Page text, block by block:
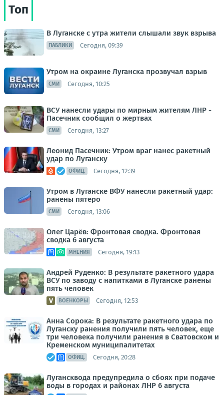
Топ
В Луганске с утра жители слышали звук взрыва
ПАБЛИКИ Сегодня, 09:39
Утром на окраине Луганска прозвучал взрыв
СМИ Сегодня, 10:25
ВСУ нанесли удары по мирным жителям ЛНР -
Пасечник сообщил о жертвах
СМИ Сегодня, 13:27
Леонид Пасечник: Утром враг нанес ракетный
удар по Луганску
ОФИЦ. Сегодня, 12:39
Утром в Луганске ВФУ нанесли ракетный удар:
ранены пятеро
СМИ Сегодня, 13:06
Олег Царёв: Фронтовая сводка. Фронтовая
сводка 6 августа
МНЕНИЯ Сегодня, 19:13
Андрей Руденко: В результате ракетного удара
ВСУ по заводу с напитками в Луганске ранены
пять человек
ВОЕНКОРЫ Сегодня, 12:53
Анна Сорока: В результате ракетного удара по
Луганску ранения получили пять человек, еще
три человека получили ранения в Сватовском и
Кременском муниципалитетах
ОФИЦ. Сегодня, 20:28
Лугансквода предупредила о сбоях при подаче
воды в городах и районах ЛНР 6 августа